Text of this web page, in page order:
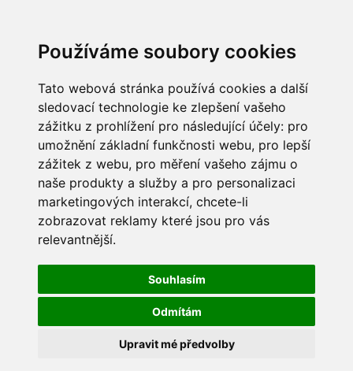
Používáme soubory cookies
Tato webová stránka používá cookies a další
sledovací technologie ke zlepšení vašeho
zážitku z prohlížení pro následující účely: pro
umožnění základní funkčnosti webu, pro lepší
zážitek z webu, pro měření vašeho zájmu o
naše produkty a služby a pro personalizaci
marketingových interakcí, chcete-li
zobrazovat reklamy které jsou pro vás
relevantnější.
Souhlasím
Odmítám
Upravit mé předvolby